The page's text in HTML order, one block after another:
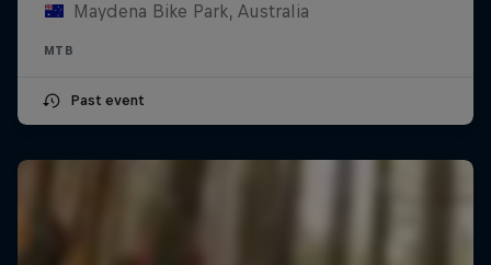
Maydena Bike Park, Australia
MTB
Past event